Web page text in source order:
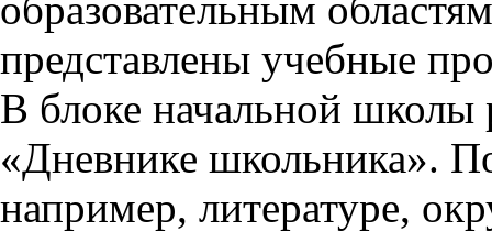
представлены учебные
В блоке начальной школы
«Дневнике школьника».
например, литературе,